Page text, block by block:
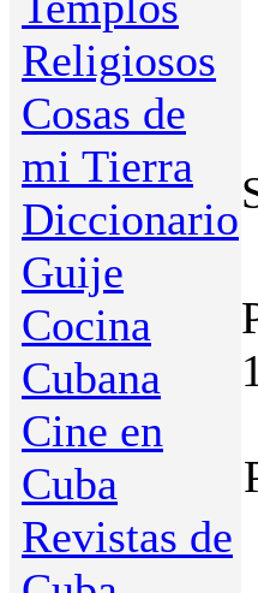
Religiosos
Cosas de
mi Tierra
Diccionario
Guije
Cocina
Cubana
Cine en
Cuba
Revistas de